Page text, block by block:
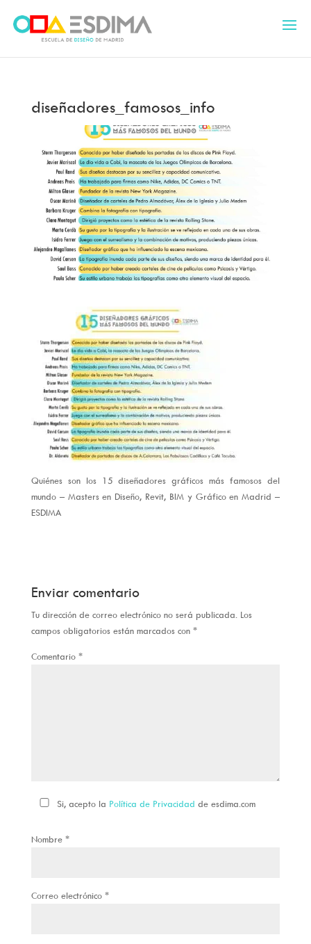
diseñadores_famosos_info
Quiénes son los 15 diseñadores gráficos más famosos del
mundo – Masters en Diseño, Revit, BIM y Gráfico en Madrid –
ESDIMA
Enviar comentario
Tu dirección de correo electrónico no será publicada. Los
campos obligatorios están marcados con *
Comentario *
Si, acepto la Política de Privacidad de esdima.com
Nombre *
Correo electrónico *